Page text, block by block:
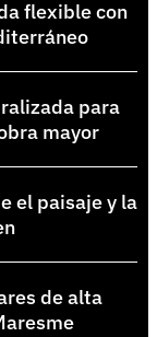
flexible con
para
mayor
el paisaje y la
de alta